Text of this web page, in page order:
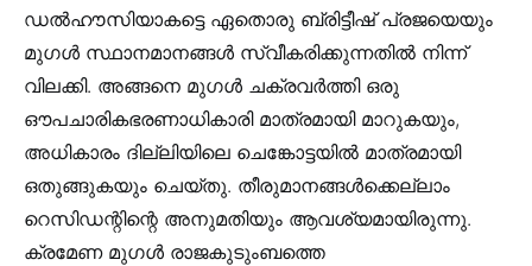
ഡൽഹൗസിയാകട്ടെ ഏതൊരു ബ്രിട്ടീഷ് പ്രജയെയും
മുഗൾ സ്ഥാനമാനങ്ങൾ സ്വീകരിക്കുന്നതിൽ നിന്ന്
വിലക്കി. അങ്ങനെ മുഗൾ ചക്രവർത്തി ഒരു
ഔപചാരികഭരണാധികാരി മാത്രമായി മാറുകയും,
അധികാരം ദില്ലിയിലെ ചെങ്കോട്ടയിൽ മാത്രമായി
ഒതുങ്ങുകയും ചെയ്തു. തീരുമാനങ്ങൾക്കെല്ലാം
റെസിഡന്റിന്റെ അനുമതിയും ആവശ്യമായിരുന്നു.
ക്രമേണ മുഗൾ രാജകുടുംബത്തെ